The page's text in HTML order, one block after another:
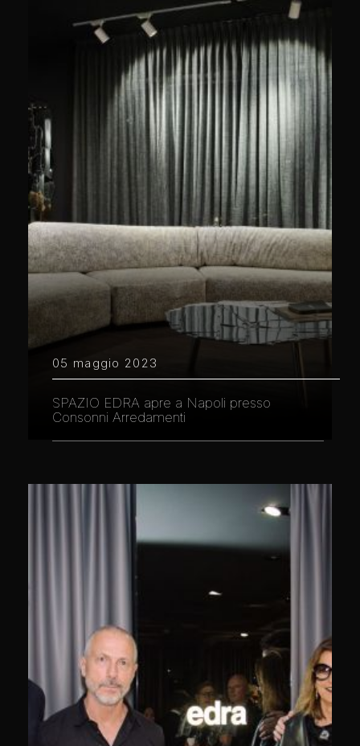
05 maggio 2023
SPAZIO EDRA apre a Napoli presso
Consonni Arredamenti